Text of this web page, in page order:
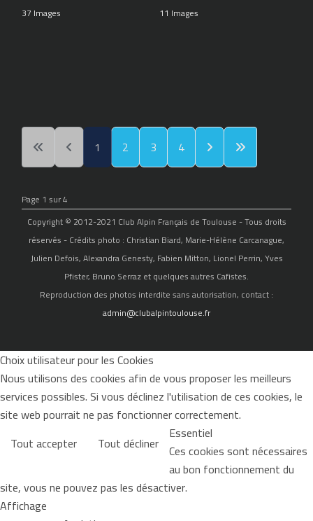
37 Images 11 Images
1 2 3 4
Page 1 sur 4
Copyright © 2012-2021 Club Alpin Français de Toulouse - Tous droits
réservés - Crédits photo : Christian Biard, Marie-Hélène Carcanague,
Julien Defois, Alexandra Genesty, Fabien Mitton, Lionel Perrin, Yves
Pfister, Bruno Serraz et quelques autres Cafistes.
Reproduction des photos interdite sans autorisation, contact :
admin@clubalpintoulouse.fr
Choix utilisateur pour les Cookies
Nous utilisons des cookies afin de vous proposer les meilleurs
services possibles. Si vous déclinez l'utilisation de ces cookies, le
site web pourrait ne pas fonctionner correctement.
Tout accepter
Tout décliner Essentiel
Ces cookies sont nécessaires
au bon fonctionnement du
site, vous ne pouvez pas les désactiver.
Affichage